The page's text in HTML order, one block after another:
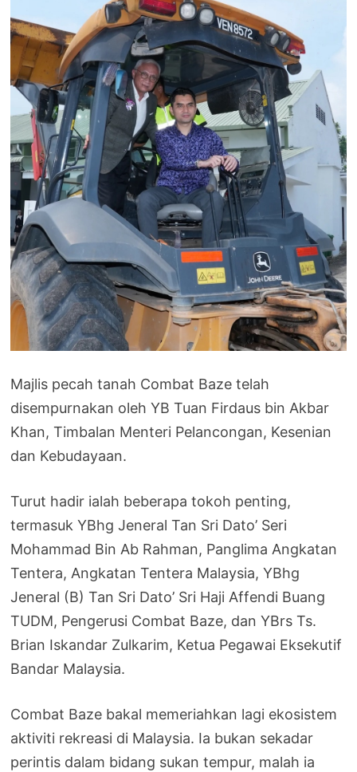
Majlis pecah tanah Combat Baze telah
disempurnakan oleh YB Tuan Firdaus bin Akbar
Khan, Timbalan Menteri Pelancongan, Kesenian
dan Kebudayaan.
Turut hadir ialah beberapa tokoh penting,
termasuk YBhg Jeneral Tan Sri Dato’ Seri
Mohammad Bin Ab Rahman, Panglima Angkatan
Tentera, Angkatan Tentera Malaysia, YBhg
Jeneral (B) Tan Sri Dato’ Sri Haji Affendi Buang
TUDM, Pengerusi Combat Baze, dan YBrs Ts.
Brian Iskandar Zulkarim, Ketua Pegawai Eksekutif
Bandar Malaysia.
Combat Baze bakal memeriahkan lagi ekosistem
aktiviti rekreasi di Malaysia. Ia bukan sekadar
perintis dalam bidang sukan tempur, malah ia